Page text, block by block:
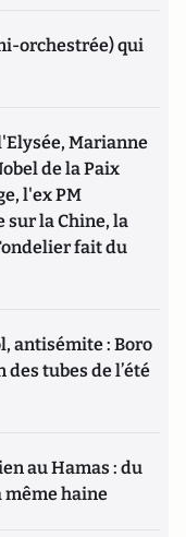
orchestrée) qui
Marianne
de la Paix
l'ex PM
sur la Chine, la
fait du
antisémite : Boro
des tubes de l’été
au Hamas : du
même haine